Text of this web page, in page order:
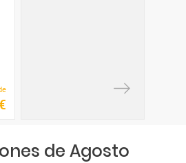
de Agosto